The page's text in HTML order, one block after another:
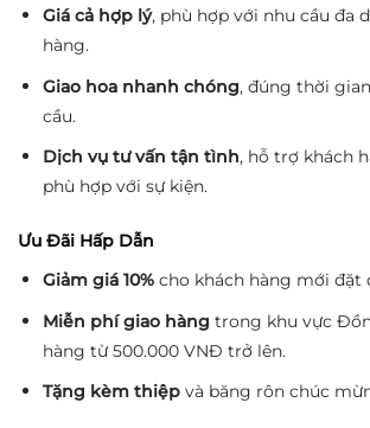
Giá cả hợp lý, phù hợp với nhu cầu đa
hàng.
Giao hoa nhanh chóng, đúng thời
cầu.
Dịch vụ tư vấn tận tình, hỗ trợ khách
phù hợp với sự kiện.
Ưu Đãi Hấp Dẫn
Giảm giá 10%cho khách hàng mới đặt
Miễn phí giao hàng trong khu vực
hàng từ 500.000 VNĐ trở lên.
Tặng kèm thiệpvà băng rôn chúc